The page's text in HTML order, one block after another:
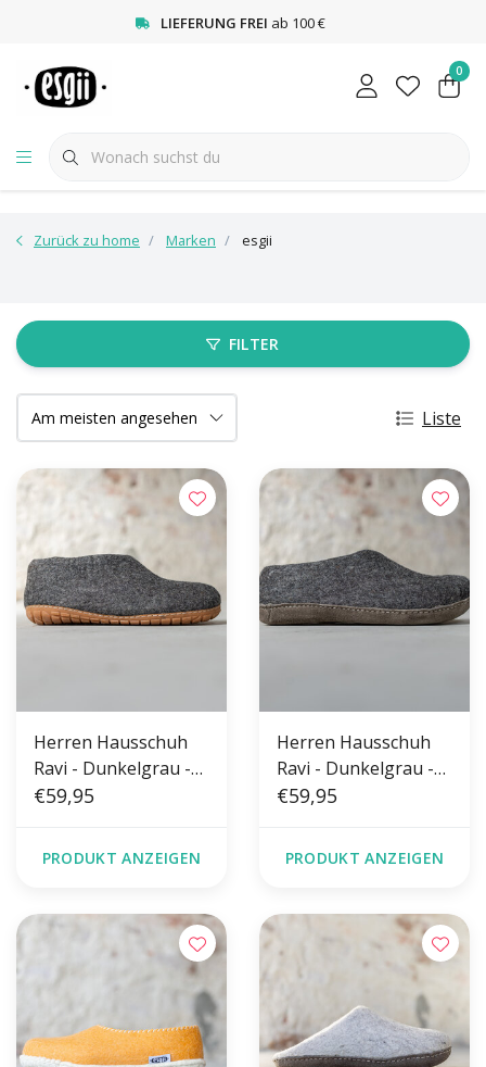
LIEFERUNG FREI ab 100 €
0
Zurück zu home Marken esgii
FILTER
Liste
Herren Hausschuh
Ravi - Dunkelgrau -
Größe 42-46 - Harte
€59,95
PRODUKT ANZEIGEN
Herren Hausschuh
Ravi - Dunkelgrau -
Größe 42-46 - Weiche
€59,95
PRODUKT ANZEIGEN